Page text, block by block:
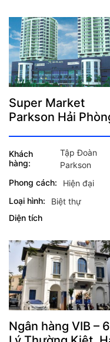
Super Market
Parkson Hải
Khách
hàng:
Tập Đoàn
Parkson
Phong cách:
Hiện đại
Loại hình:
Biệt thự
Diện tích
Ngân hàng VIB –